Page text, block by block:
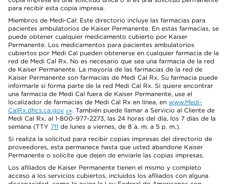
para recibir esta copia impresa.
Miembros de Medi-Cal: Este directorio incluye las farmacias para
pacientes ambulatorios de Kaiser Permanente. En estas farmacias, se
puede obtener cualquier medicamento cubierto por Kaiser
Permanente. Los medicamentos para pacientes ambulatorios
cubiertos por Medi Cal pueden obtenerse en cualquier farmacia de la
red de Medi Cal Rx. No es necesario que sea una farmacia de la red
de Kaiser Permanente. La mayoría de las farmacias de la red de
Kaiser Permanente son farmacias de Medi Cal Rx. Su farmacia puede
informarle si forma parte de la red Medi Cal Rx. Si quiere encontrar
una farmacia de Medi Cal fuera de Kaiser Permanente, use el
localizador de farmacias de Medi Cal Rx en línea, en www.Medi-
CalRx.dhcs.ca.gov
. También puede llamar a Servicio al Cliente de
Medi Cal Rx, al 1-800-977-2273, las 24 horas del día, los 7 días de la
semana (TTY 711 de lunes a viernes, de 8 a. m. a 5 p. m.).
Si realiza la solicitud para recibir copias impresas del directorio de
proveedores, esta permanece hasta que usted abandone Kaiser
Permanente o solicite que dejen de enviarle las copias impresas.
Los afiliados de Kaiser Permanente tienen el mismo y completo
acceso a los servicios cubiertos, incluidos los afiliados con alguna